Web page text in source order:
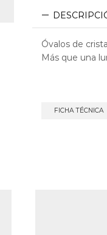
Óvalos de
Más que una
FICHA TÉCNICA